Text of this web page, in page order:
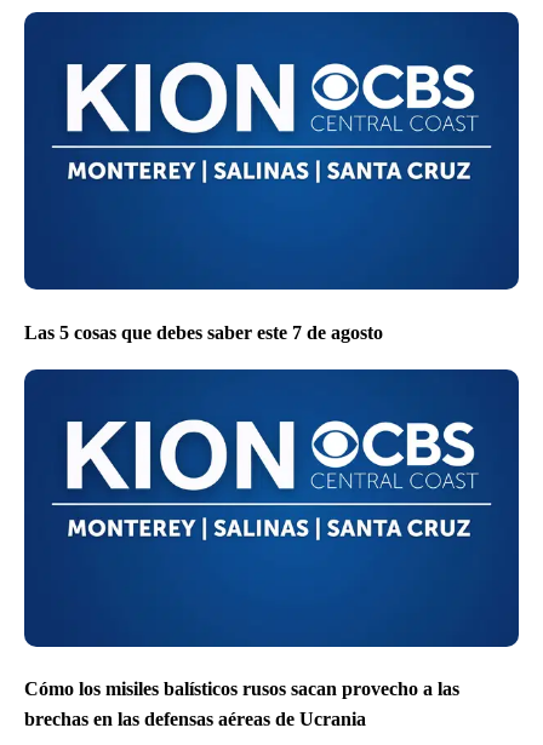
Las 5 cosas que debes saber este 7 de agosto
Cómo los misiles balísticos rusos sacan provecho a las
brechas en las defensas aéreas de Ucrania